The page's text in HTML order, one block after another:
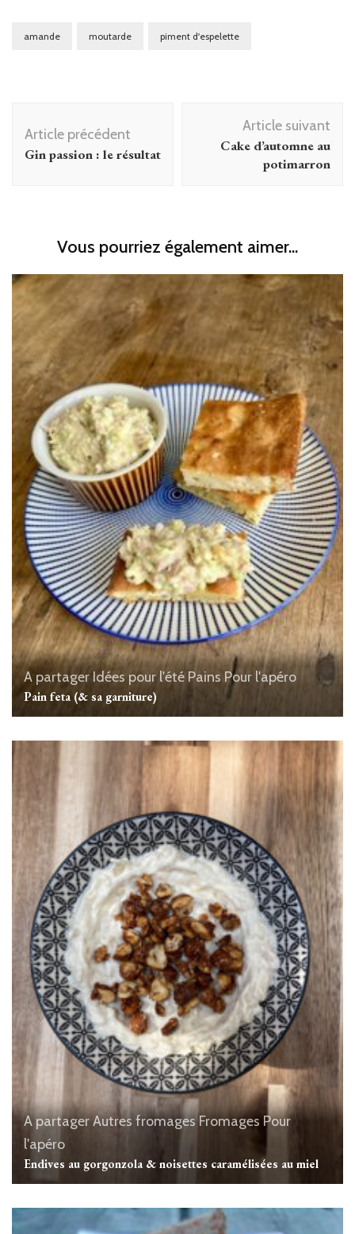
amande moutarde piment d'espelette
d'article
Article précédent
Gin passion : le résultat
Article suivant
Cake d’automne au
potimarron
Vous pourriez également aimer...
A partager Idées pour l'été Pains Pour l'apéro
Pain feta (& sa garniture)
A partagerAutres fromages Fromages Pour
l'apéro
Endives au gorgonzola & noisettes caramélisées au miel